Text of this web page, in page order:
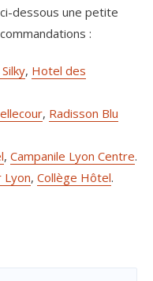
dessous une petite
:
, Hotel des
, Radisson Blu
, Campanile Lyon Centre.
Lyon, Collège Hôtel.